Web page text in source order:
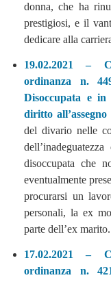
donna, che ha
prestigiosi, e il
dedicare alla
19.02.2021 –
ordinanza n.
Disoccupata e
diritto
del divario nelle
disoccupata che
eventualmente
procurarsi un
personali, la ex
parte dell’ex marito.
17.02.2021 –
ordinanza n.